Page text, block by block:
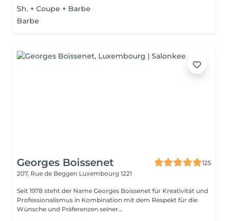
Sh. + Coupe + Barbe
Barbe
Georges Boissenet
125
207, Rue de Beggen Luxembourg 1221
Seit 1978 steht der Name Georges Boissenet für Kreativität und
Professionalismus in Kombination mit dem Respekt für die
Wünsche und Präferenzen seiner...